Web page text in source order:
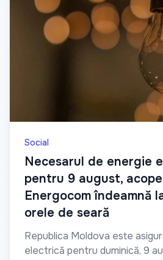
Social
Necesarul de energie
pentru 9 august,
Energocom îndeamnă
orele de seară
Republica Moldova este
electrică pentru duminică, 9